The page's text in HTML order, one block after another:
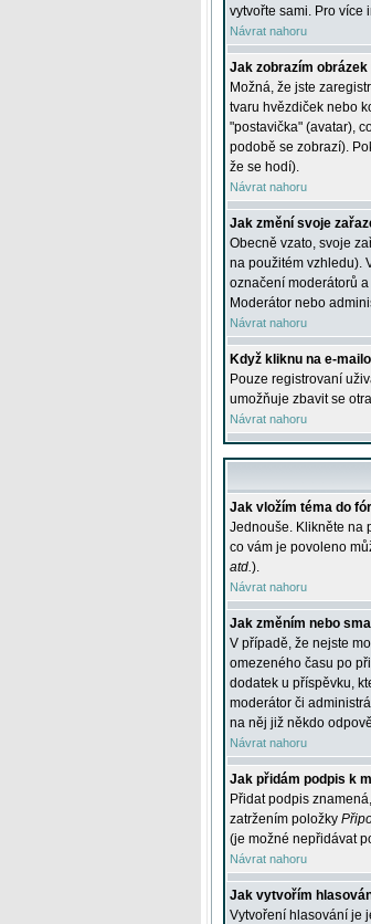
vytvořte sami. Pro více
Návrat nahoru
Jak zobrazím
Možná, že jste
tvaru hvězdiček nebo
"postavička" (avatar),
podobě se zobrazí).
že se hodí).
Návrat nahoru
Jak změní svoje
Obecně vzato, svoje
na použitém vzhledu).
označení moderátorů
Moderátor nebo
Návrat nahoru
Když kliknu na e-
Pouze registrovaní
umožňuje zbavit se
Návrat nahoru
Jak vložím téma do
Jednouše. Klikněte na
co vám je povoleno
atd.).
Návrat nahoru
Jak změním nebo
V případě, že nejste
omezeného času po
dodatek u příspěvku,
moderátor či
na něj již někdo
Návrat nahoru
Jak přidám podpis k
Přidat podpis
zatržením položky
(je možné nepřidávat
Návrat nahoru
Jak vytvořím
Vytvoření hlasování je